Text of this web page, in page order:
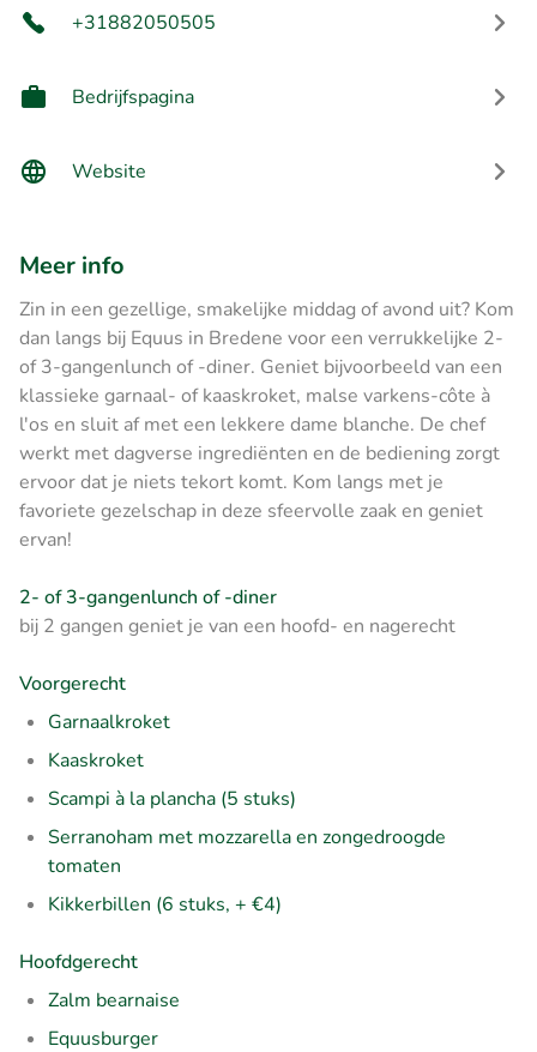
+31882050505
Bedrijfspagina
Website
Meer info
Zin in een gezellige, smakelijke middag of avond uit? Kom
dan langs bij Equus in Bredene voor een verrukkelijke 2-
of 3-gangenlunch of -diner. Geniet bijvoorbeeld van een
klassieke garnaal- of kaaskroket, malse varkens-côte à
l'os en sluit af met een lekkere dame blanche. De chef
werkt met dagverse ingrediënten en de bediening zorgt
ervoor dat je niets tekort komt. Kom langs met je
favoriete gezelschap in deze sfeervolle zaak en geniet
ervan!
2- of 3-gangenlunch of -diner
bij 2 gangen geniet je van een hoofd- en nagerecht
Voorgerecht
Garnaalkroket
Kaaskroket
Scampi à la plancha (5 stuks)
Serranoham met mozzarella en zongedroogde
tomaten
Kikkerbillen (6 stuks, + €4)
Hoofdgerecht
Zalm bearnaise
Equusburger